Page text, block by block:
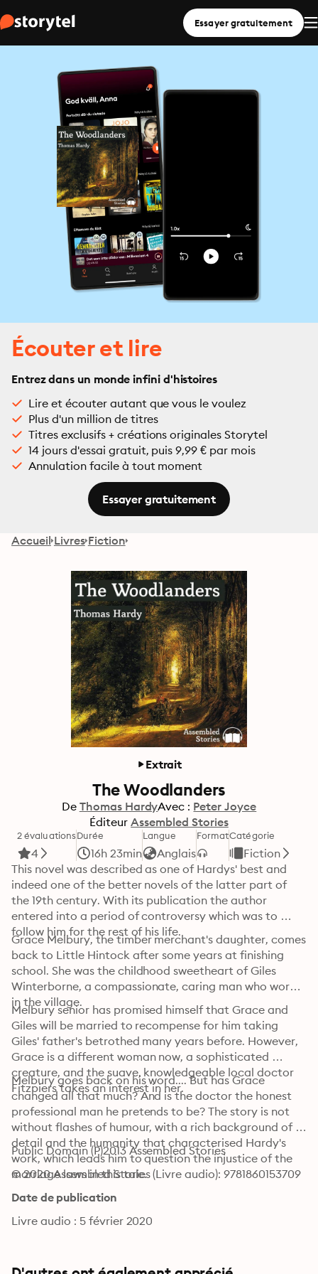
Essayer gratuitement
Écouter et lire
Entrez dans un monde infini d'histoires
Lire et écouter autant que vous le voulez
Plus d'un million de titres
Titres exclusifs + créations originales Storytel
14 jours d'essai gratuit, puis 9,99 € par mois
Annulation facile à tout moment
Essayer gratuitement
Accueil Livres Fiction
Extrait
The Woodlanders
De Thomas HardyAvec : Peter Joyce
Éditeur Assembled Stories
2 évaluations
4
Durée
16h 23min
Langue
Anglais
FormatCatégorie
Fiction
This novel was described as one of Hardys' best and
indeed one of the better novels of the latter part of
the 19th century. With its publication the author
entered into a period of controversy which was to
follow him for the rest of his life.
Grace Melbury, the timber merchant's daughter, comes
back to Little Hintock after some years at finishing
school. She was the childhood sweetheart of Giles
Winterborne, a compassionate, caring man who works
in the village.
Melbury senior has promised himself that Grace and
Giles will be married to recompense for him taking
Giles' father's betrothed many years before. However,
Grace is a different woman now, a sophisticated
creature, and the suave, knowledgeable local doctor
Fitzpiers takes an interest in her.
Melbury goes back on his word.... But has Grace
changed all that much? And is the doctor the honest
professional man he pretends to be? The story is not
without flashes of humour, with a rich background of
detail and the humanity that characterised Hardy's
work, which leads him to question the injustice of the
marriage laws in this tale.
Public Domain (P)2013 Assembled Stories
© 2020 Assembled Stories (Livre audio): 9781860153709
Date de publication
Livre audio : 5 février 2020